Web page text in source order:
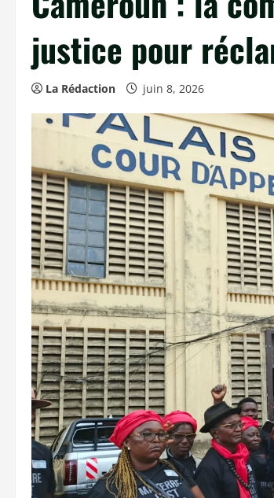
justice pour
La Rédaction juin 8, 2026